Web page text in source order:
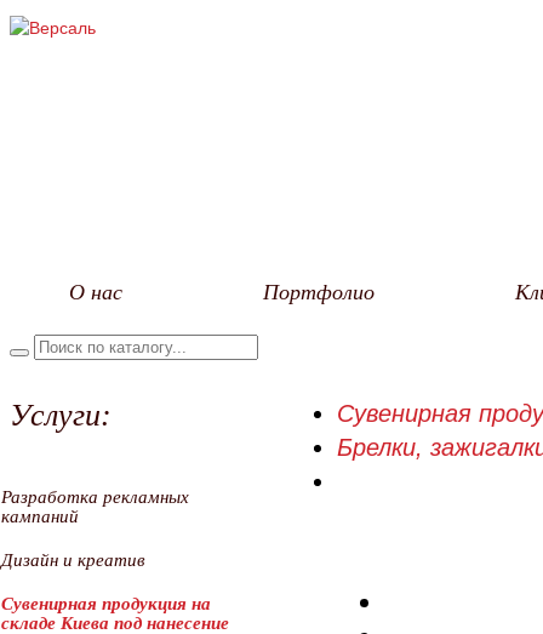
О нас Портфолио
Услуги:
Разработка рекламных
кампаний
Дизайн и креатив
Сувенирная продукция на
складе Киева под нанесение
Сувенирная
Брелки,